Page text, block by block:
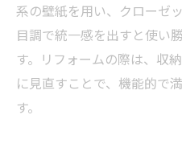
系の壁紙を用い、クローゼ
目調で統一感を出すと使い
す。リフォームの際は、収
に見直すことで、機能的で
す。